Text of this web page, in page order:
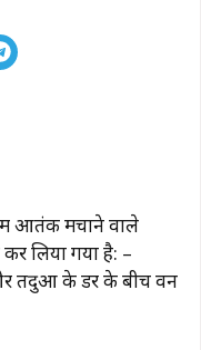
में आतंक मचाने वाले
लिया गया है: –
और तेंदुओं के डर के बीच वन